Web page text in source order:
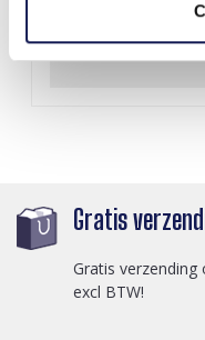
Gratis
Gratis verzending
excl BTW!